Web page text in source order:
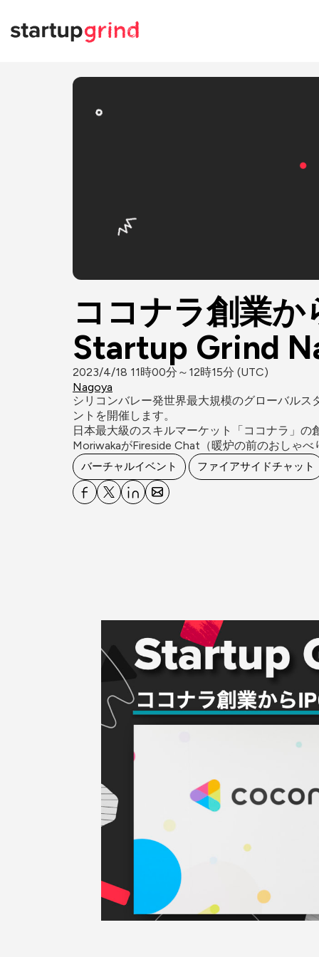
ココナラ創業
Startup Grind
2023/4/18 11時00分～12時15分 (UTC)
Nagoya
シリコンバレー発世界最大規模のグローバル
ントを開催します。
日本最大級のスキルマーケット「ココナラ」
MoriwakaがFireside Chat（暖炉の前のおしゃ
バーチャルイベント ファイアサイドチャット